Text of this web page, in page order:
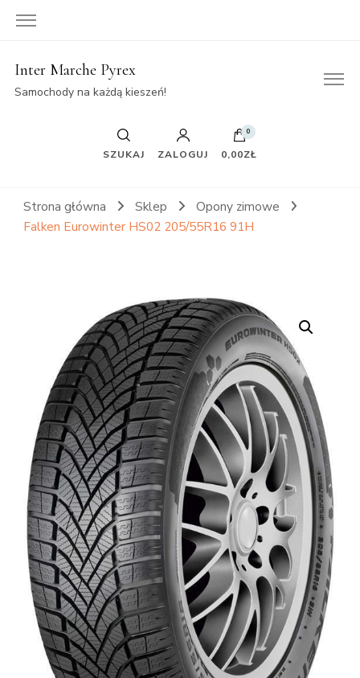
Inter Marche Pyrex
Samochody na każdą kieszeń!
SZUKAJ ZALOGUJ
0
0,00ZŁ
Strona główna Sklep
Opony zimowe
Falken Eurowinter HS02 205/55R16 91H